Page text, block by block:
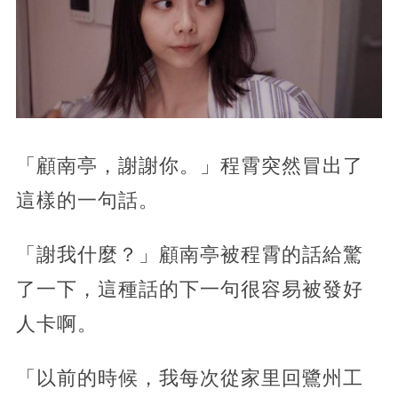
「顧南亭，謝謝你。」程霄突然冒出了
這樣的一句話。
「謝我什麼？」顧南亭被程霄的話給驚
了一下，這種話的下一句很容易被發好
人卡啊。
「以前的時候，我每次從家里回鷺州工